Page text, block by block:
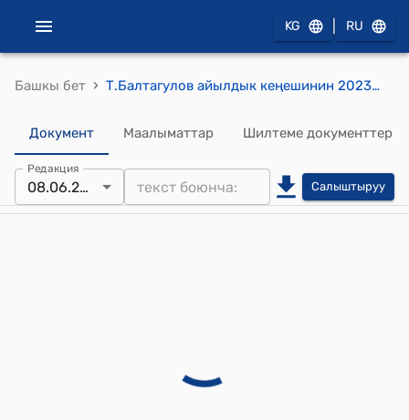
KG RU
Башкы бет › Т.Балтагулов айылдык кеңешинин 2023 жылдын 08-июну №22-1 Ызар айылынын тургуну, маркум Эшимбетов Жолдош жөнүндө" токтому
Документ Маалыматтар Шилтеме документтер
Редакция
08.06.2023 Салыштыруу